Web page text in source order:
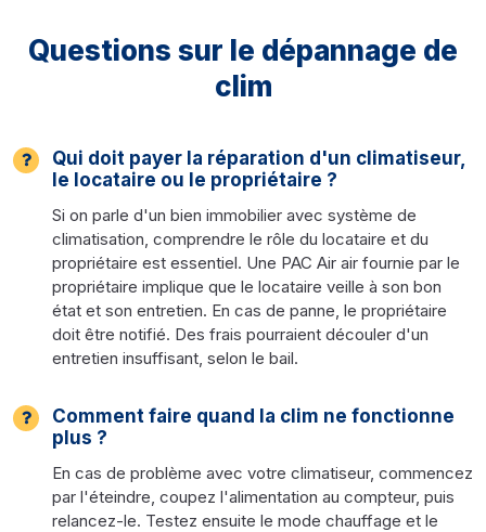
Questions sur le dépannage de
clim
Qui doit payer la réparation d'un climatiseur,
le locataire ou le propriétaire ?
Si on parle d'un bien immobilier avec système de
climatisation, comprendre le rôle du locataire et du
propriétaire est essentiel. Une PAC Air air fournie par le
propriétaire implique que le locataire veille à son bon
état et son entretien. En cas de panne, le propriétaire
doit être notifié. Des frais pourraient découler d'un
entretien insuffisant, selon le bail.
Comment faire quand la clim ne fonctionne
plus ?
En cas de problème avec votre climatiseur, commencez
par l'éteindre, coupez l'alimentation au compteur, puis
relancez-le. Testez ensuite le mode chauffage et le